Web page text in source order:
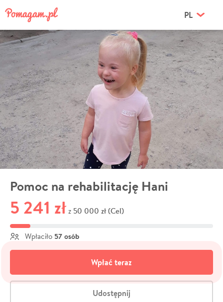
PL
Pomoc na rehabilitację Hani
5 241 zł z 50 000 zł (Cel)
Wpłaciło 57 osób
Wpłać teraz
Udostępnij